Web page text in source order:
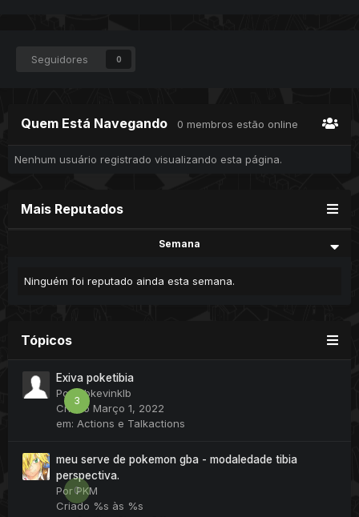
Seguidores 0
Quem Está Navegando 0 membros estão online
Nenhum usuário registrado visualizando esta página.
Mais Reputados
Semana
Ninguém foi reputado ainda esta semana.
Tópicos
3
Exiva poketibia
Por klbkevinklb
Criado Março 1, 2022
em: Actions e Talkactions
0
meu serve de pokemon gba - modaledade tibia
perspectiva.
PorPKM
Criado %s às %s